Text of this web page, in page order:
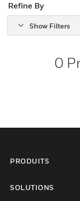
Refine By
Show Filters
0
PRODUITS
SOLUTIONS